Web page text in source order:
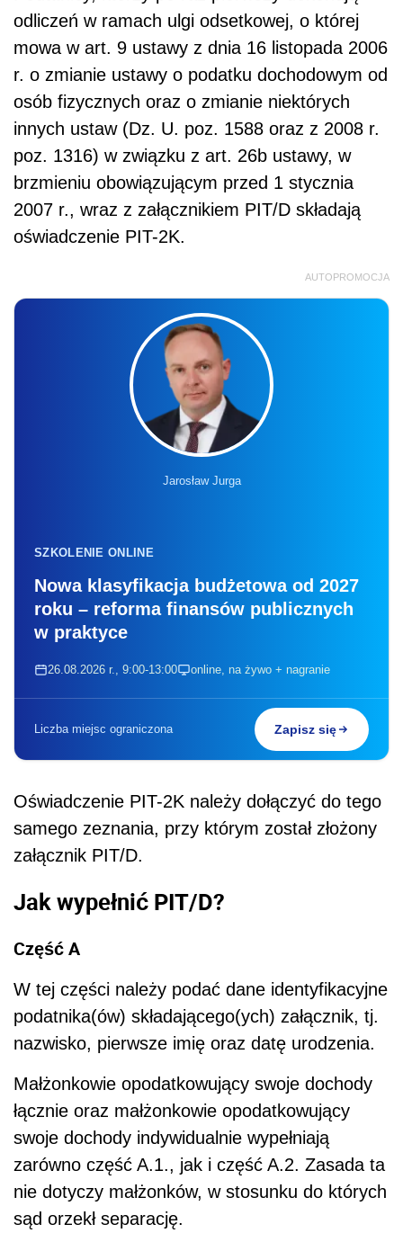
odliczeń w ramach ulgi odsetkowej, o której
mowa w art. 9 ustawy z dnia 16 listopada 2006
r. o zmianie ustawy o podatku dochodowym od
osób fizycznych oraz o zmianie niektórych
innych ustaw (Dz. U. poz. 1588 oraz z 2008 r.
poz. 1316) w związku z art. 26b ustawy, w
brzmieniu obowiązującym przed 1 stycznia
2007 r., wraz z załącznikiem PIT/D składają
oświadczenie PIT-2K.
AUTOPROMOCJA
Jarosław Jurga
SZKOLENIE ONLINE
Nowa klasyfikacja budżetowa od 2027
roku – reforma finansów publicznych
w praktyce
26.08.2026 r., 9:00-13:00 online, na żywo + nagranie
Liczba miejsc ograniczona Zapisz się
Oświadczenie PIT-2K należy dołączyć do tego
samego zeznania, przy którym został złożony
załącznik PIT/D.
Jak wypełnić PIT/D?
Część A
W tej części należy podać dane identyfikacyjne
podatnika(ów) składającego(ych) załącznik, tj.
nazwisko, pierwsze imię oraz datę urodzenia.
Małżonkowie opodatkowujący swoje dochody
łącznie oraz małżonkowie opodatkowujący
swoje dochody indywidualnie wypełniają
zarówno część A.1., jak i część A.2. Zasada ta
nie dotyczy małżonków, w stosunku do których
sąd orzekł separację.